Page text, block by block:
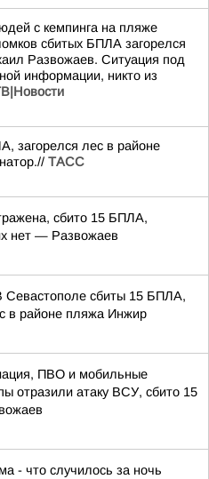
с кемпинга на пляже
сбитых БПЛА загорелся
Развожаев. Ситуация под
информации, никто из
загорелся лес в районе
ТАСС
сбито 15 БПЛА,
нет — Развожаев
Севастополе сбиты 15 БПЛА,
в районе пляжа Инжир
ПВО и мобильные
отразили атаку ВСУ, сбито 15
- что случилось за ночь